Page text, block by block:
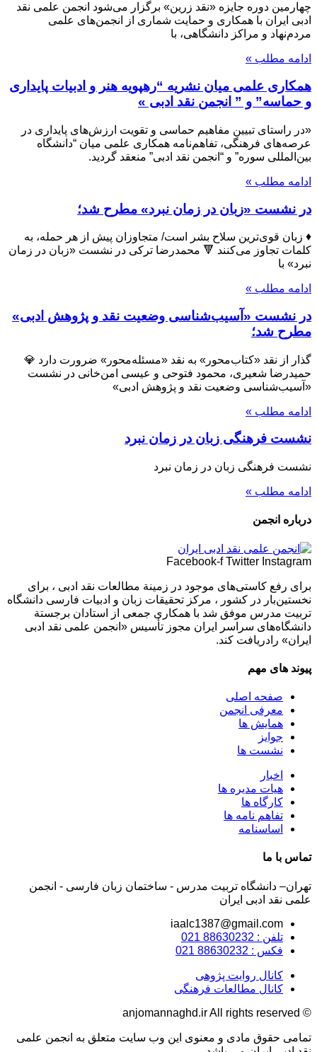
چهارمین دوره جایزه «نقد زرین» برگزار می‌شود انجمن علمی نقد
ادبی ایران با همکاری و حمایت شماری از انجمن‏‌های علمی
مردم‌‏نهاد و مراکز دانشگاهی، با
ادامه مطلب »
همکاری علمی میان نشریه “رهپویه هنر و ادبیات پایداری
و حماسه” و ” انجمن نقد ادبی »
«در راستای تبیین مفاهیم حماسی و تقویت ارزش‌های پایداری در
عرصه‌های فرهنگی، تفاهم‌نامه همکاری علمی میان “دانشگاه
بین‌المللی سوره” و “انجمن نقد ادبی” منعقد گردید.
ادامه مطلب »
در نشست «زبان در زمان نبرد» مطرح شد؛
♦️ زبان قوی‌ترین سلاح بشر است/ متجاوزان پیش از هر حمله، به
کلمات تجاوز می‌کنند 🔻 محمدرضا ترکی در نشست «زبان در زمان
نبرد» با
ادامه مطلب »
در نشست «آسیب‌شناسی وضعیت نقد و پژوهش ادبی»
مطرح شد؛
گذار از نقد «کتاب‌محور» به نقد «مسئله‌محور» ضرورت دارد 💎
حمیدرضا شعیری، محمود فتوحی و عیسی امن‌خانی در نشست
«آسیب‌شناسی وضعیت نقد و پژوهش ادبی»
ادامه مطلب »
نشست فرهنگی زبان در زمان نبرد
نشست فرهنگی زبان در زمان نبرد
ادامه مطلب »
درباره انجمن
Facebook-f Twitter Instagram
برای رفع كاستی‌های موجود در زمینة مطالعات نقد ادبی ، برای
نخستین‌بار در كشور ، مركز تحقیقات زبان و ادبیات فارسی دانشگاه
تربیت مدرس موفق شد با همكاری جمعی از استادان برجستة
دانشگاه‌های سراسر ایران مجوز تأسیس «انجمن علمی نقد ادبی
ایران» رادریافت كند.
پیوند های مهم
صفحه اصلی
معرفی انجمن
همایش ها
جوایز
نشست ها
اخبار
هیات مدیره ها
کارگاه ها
تفاهم نامه ها
اساسنامه
تماس با ما
تهران– دانشگاه تربیت مدرس - ساختمان زبان فارسی - انجمن
علمی نقد ادبی ایران
iaalc1387@gmail.com
تلفن : 88630232 021
فکس : 88630232 021
کانال روایت پژوهی
کانال مطالعات فرهنگی
© anjomannaghd.ir All rights reserved​
تمامی حقوق مادی و معنوی این وب سایت متعلق به انجمن علمی